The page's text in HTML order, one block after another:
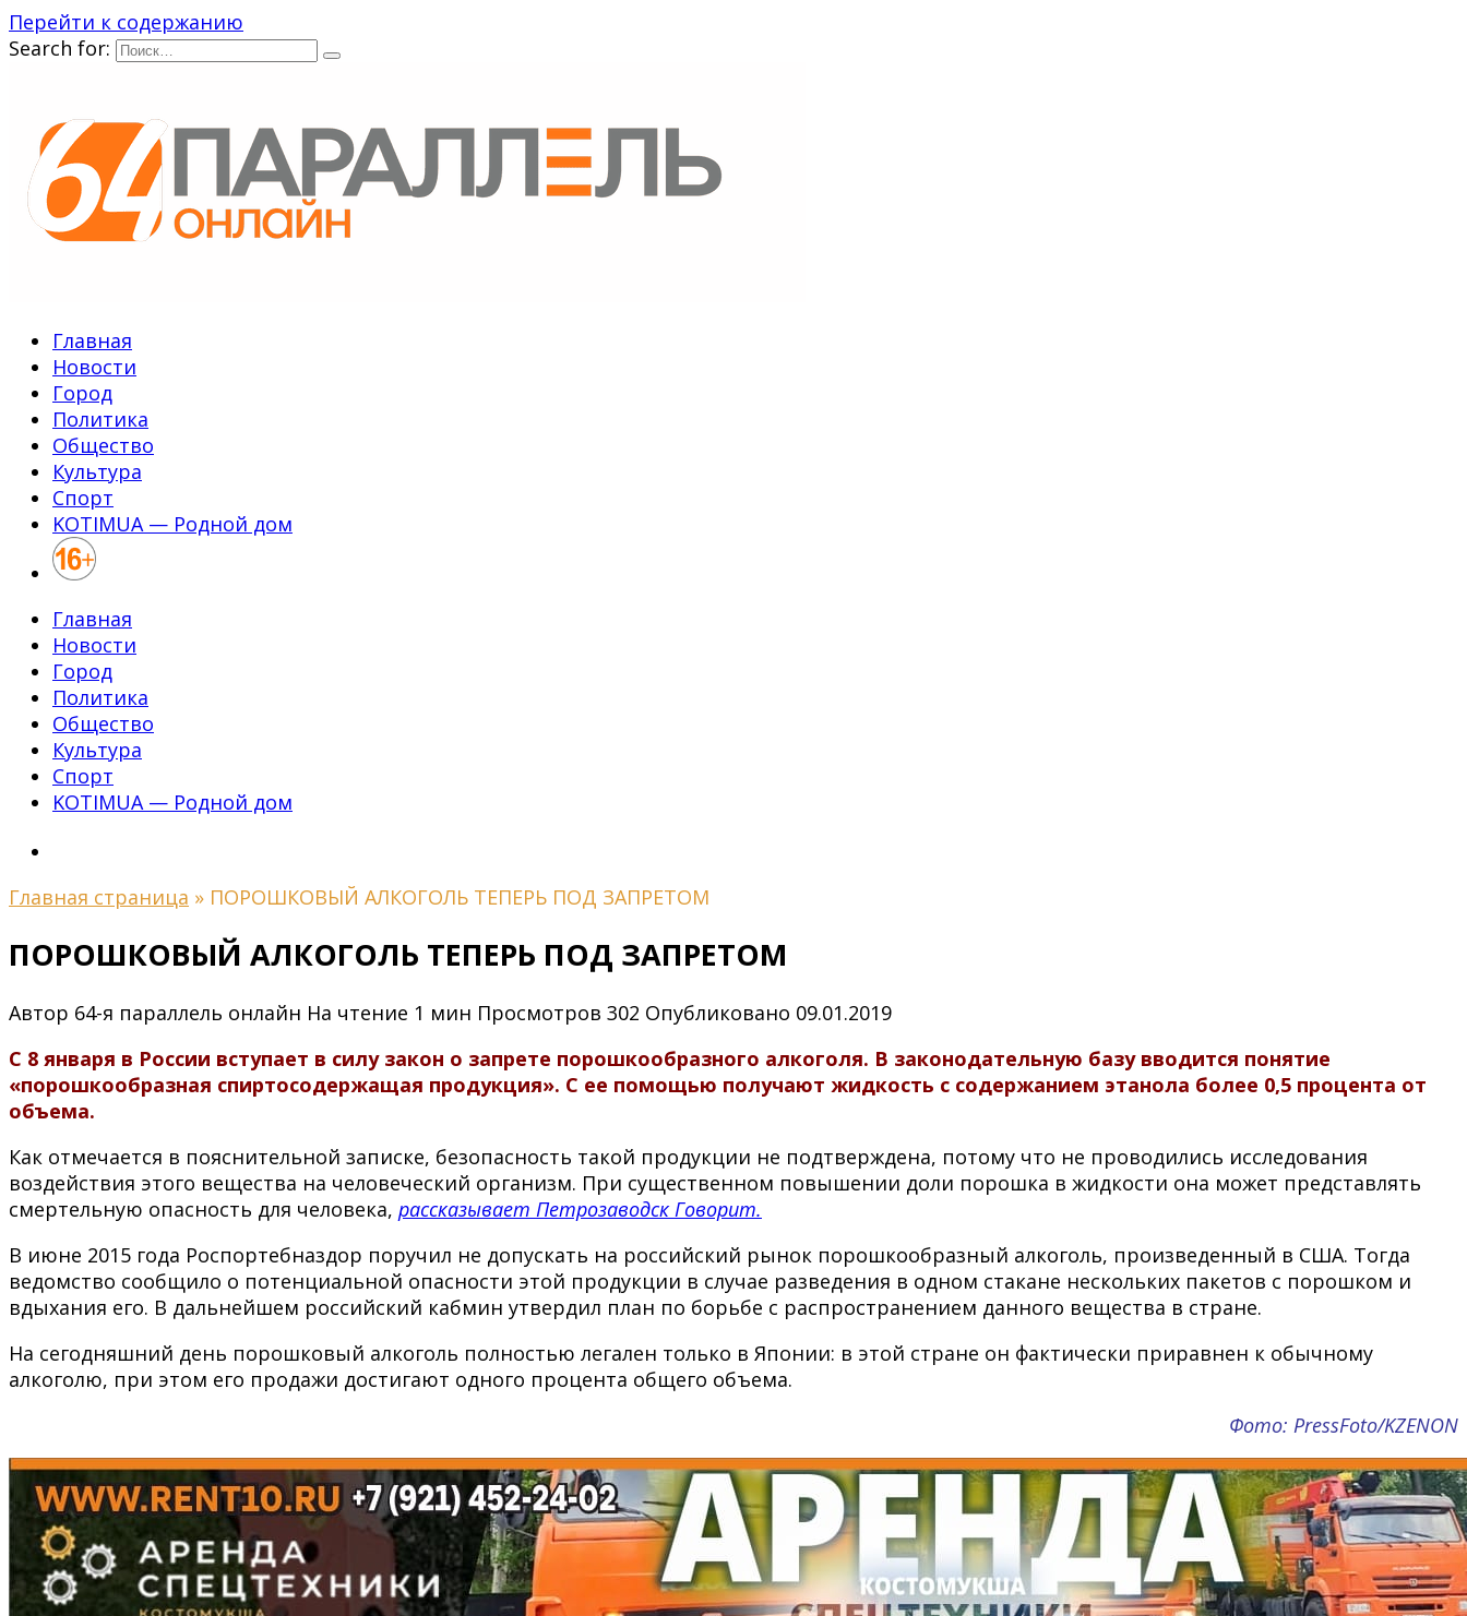
Перейти к содержанию
Search for:
Главная
Новости
Город
Политика
Общество
Культура
Спорт
KOTIMUA — Родной дом
Главная
Новости
Город
Политика
Общество
Культура
Спорт
KOTIMUA — Родной дом
Главная страница » ПОРОШКОВЫЙ АЛКОГОЛЬ ТЕПЕРЬ ПОД ЗАПРЕТОМ
ПОРОШКОВЫЙ АЛКОГОЛЬ ТЕПЕРЬ ПОД ЗАПРЕТОМ
Автор 64-я параллель онлайн На чтение 1 мин Просмотров 302 Опубликовано 09.01.2019
С 8 января в России вступает в силу закон о запрете порошкообразного алкоголя. В законодательную базу вводится понятие
«порошкообразная спиртосодержащая продукция». С ее помощью получают жидкость с содержанием этанола более 0,5 процента от
объема.
Как отмечается в пояснительной записке, безопасность такой продукции не подтверждена, потому что не проводились исследования
воздействия этого вещества на человеческий организм. При существенном повышении доли порошка в жидкости она может представлять
смертельную опасность для человека, рассказывает Петрозаводск Говорит.
В июне 2015 года Роспортебназдор поручил не допускать на российский рынок порошкообразный алкоголь, произведенный в США. Тогда
ведомство сообщило о потенциальной опасности этой продукции в случае разведения в одном стакане нескольких пакетов с порошком и
вдыхания его. В дальнейшем российский кабмин утвердил план по борьбе с распространением данного вещества в стране.
На сегодняшний день порошковый алкоголь полностью легален только в Японии: в этой стране он фактически приравнен к обычному
алкоголю, при этом его продажи достигают одного процента общего объема.
Фото: PressFoto/KZENON